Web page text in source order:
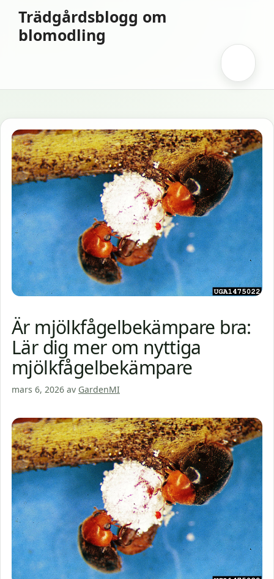
innehåll
Trädgårdsblogg om
blomodling
Är mjölkfågelbekämpare bra:
Lär dig mer om nyttiga
mjölkfågelbekämpare
mars 6, 2026 av GardenMI